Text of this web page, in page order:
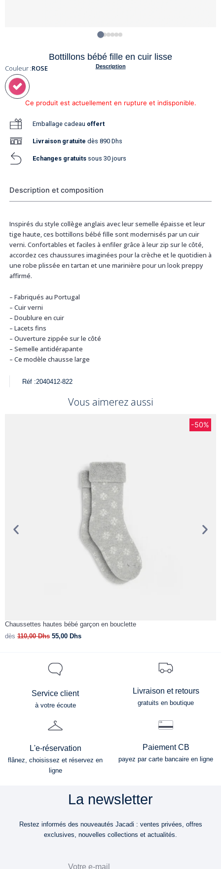
Bottillons bébé fille en cuir lisse
Description
Couleur :ROSE
Ce produit est actuellement en rupture et indisponible.
Emballage cadeau offert
Livraison gratuite dès 890 Dhs
Echanges gratuits sous 30 jours
Description et composition
Inspirés du style collège anglais avec leur semelle épaisse et leur
tige haute, ces bottillons bébé fille sont modernisés par un cuir
verni. Confortables et faciles à enfiler grâce à leur zip sur le côté,
accordez ces chaussures imaginées pour la crèche et le quotidien à
une robe plissée en tartan et une marinière pour un look preppy
affirmé.
– Fabriqués au Portugal
– Cuir verni
– Doublure en cuir
– Lacets fins
– Ouverture zippée sur le côté
– Semelle antidérapante
– Ce modèle chausse large
Réf :2040412-822
Vous aimerez aussi
-50%
Chaussettes hautes bébé garçon en bouclette
dès 110,00Dhs 55,00 Dhs
Service client
à votre écoute
Livraison et retours
gratuits en boutique
L'e-réservation
flânez, choisissez et réservez en
ligne
Paiement CB
payez par carte bancaire en ligne
La newsletter
Restez informés des nouveautés Jacadi : ventes privées, offres
exclusives, nouvelles collections et actualités.